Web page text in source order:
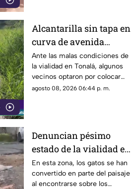
Alcantarilla sin tapa en
curva de avenida
Patria
Ante las malas condiciones de
la vialidad en Tonalá, algunos
vecinos optaron por colocar
una llanta como señalamiento
agosto 08, 2026 06:44 p. m.
Denuncian pésimo
estado de la vialidad en
Privada Pedrera y
Barrancones
En esta zona, los gatos se han
convertido en parte del paisaje
al encontrarse sobre los